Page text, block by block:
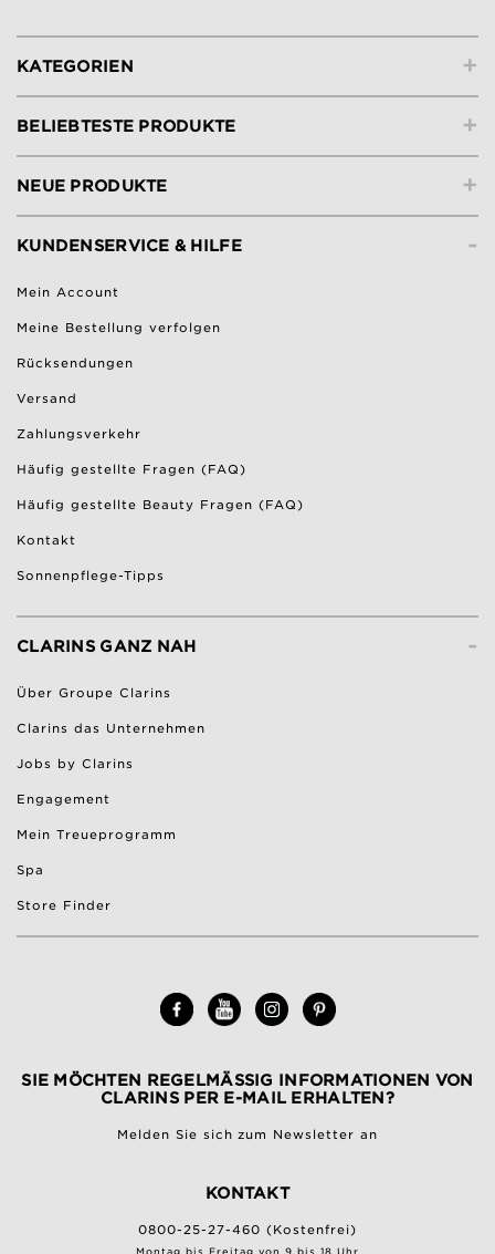
+
KATEGORIEN
+
BELIEBTESTE PRODUKTE
+
NEUE PRODUKTE
-
KUNDENSERVICE & HILFE
Mein Account
Meine Bestellung verfolgen
Rücksendungen
Versand
Zahlungsverkehr
Häufig gestellte Fragen (FAQ)
Häufig gestellte Beauty Fragen (FAQ)
Kontakt
Sonnenpflege-Tipps
-
CLARINS GANZ NAH
Über Groupe Clarins
Clarins das Unternehmen
Jobs by Clarins
Engagement
Mein Treueprogramm
Spa
Store Finder
SIE MÖCHTEN REGELMÄSSIG INFORMATIONEN VON C
LARINS PER E-MAIL ERHALTEN?
Melden Sie sich zum Newsletter an
KONTAKT
0800-25-27-460 (Kostenfrei)
Montag bis Freitag von 9 bis 18 Uhr